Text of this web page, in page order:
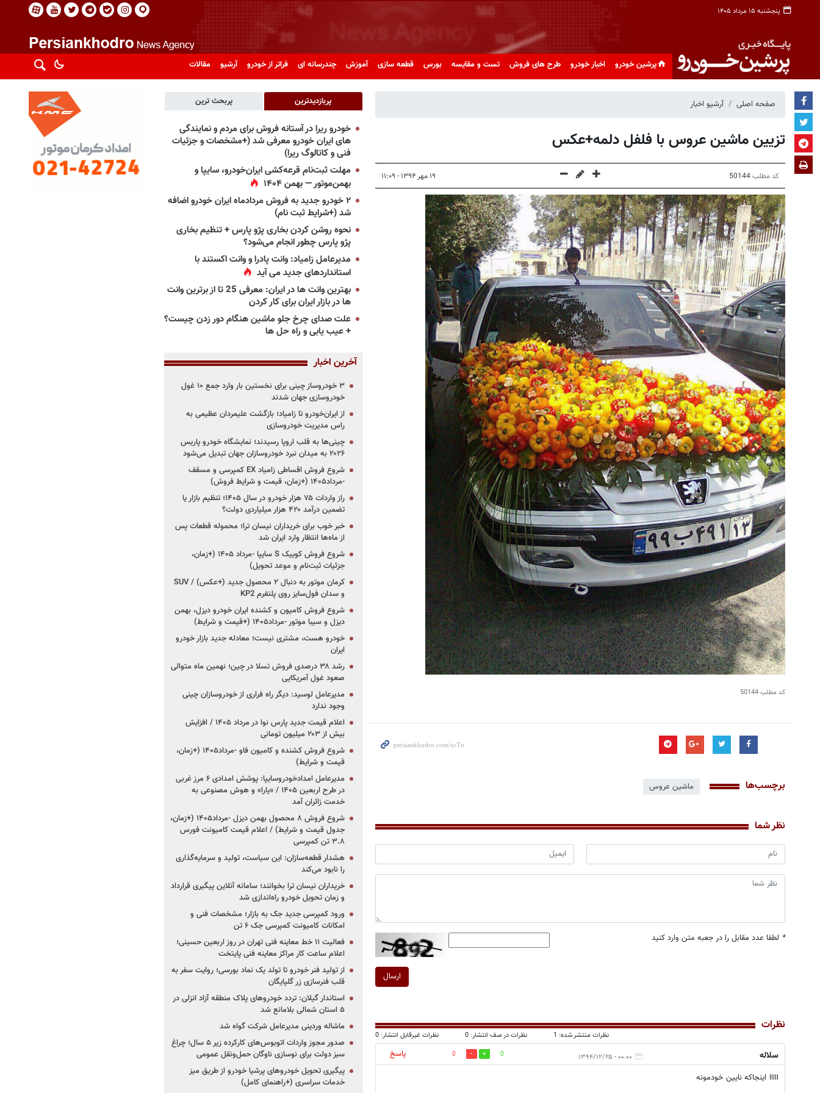
پنجشنبه ۱۵ مرداد ۱۴۰۵
پرشین خودرو اخبار خودرو طرح های فروش تست و مقایسه بورس قطعه سازی آموزش چندرسانه ای فراتر از خودرو آرشیو مقالات
صفحه اصلی آرشیو اخبار
تزیین ماشین عروس با فلفل دلمه+عکس
کد مطلب50144 ۱۹ مهر ۱۳۹۴ - ۱۱:۰۹
کد مطلب50144
برچسب‌ها ماشین عروس
نظر شما
* لطفا عدد مقابل را در جعبه متن وارد کنید
ارسال
نظرات
نظرات منتشر شده: 1 نظرات در صف انتشار: 0 نظرات غیرقابل انتشار: 0
سلاله ۰۰:۰۰ - ۱۳۹۴/۱۲/۲۵ 0
0
پاسخ
ااااا اینجاکه نایین خودمونه
پربازدیدترین پربحث ترین
خودرو ریرا در آستانه فروش برای مردم و نمایندگی
های ایران خودرو معرفی شد (+مشخصات و جزئیات
فنی و کاتالوگ ریرا)
مهلت ثبت‌نام قرعه‌کشی ایران‌خودرو، سایپا و
بهمن‌موتور — بهمن ۱۴۰۴
۲ خودرو جدید به فروش مردادماه ایران خودرو اضافه
شد (+شرایط ثبت نام)
نحوه روشن کردن بخاری پژو پارس + تنظیم بخاری
پژو پارس چطور انجام می‌شود؟
مدیرعامل زامیاد: وانت پادرا و وانت اکستند با
استانداردهای جدید می آید
بهترین وانت ها در ایران: معرفی 25 تا از برترین وانت
ها در بازار ایران برای کار کردن
علت صدای چرخ جلو ماشین هنگام دور زدن چیست؟
+ عیب یابی و راه حل ها
آخرین اخبار
۳ خودروساز چینی برای نخستین بار وارد جمع ۱۰ غول
خودروسازی جهان شدند
از ایران‌خودرو تا زامیاد؛ بازگشت علیمردان عظیمی به
راس مدیریت خودروسازی
چینی‌ها به قلب اروپا رسیدند؛ نمایشگاه خودرو پاریس
۲۰۲۶ به میدان نبرد خودروسازان جهان تبدیل می‌شود
شروع فروش اقساطی زامیاد EX کمپرسی و مسقف
-مرداد۱۴۰۵ (+زمان، قیمت و شرایط فروش)
راز واردات ۷۵ هزار خودرو در سال ۱۴۰۵؛ تنظیم بازار یا
تضمین درآمد ۴۲۰ هزار میلیاردی دولت؟
خبر خوب برای خریداران نیسان ترا؛ محموله قطعات پس
از ماه‌ها انتظار وارد ایران شد
شروع فروش کوییک S سایپا -مرداد ۱۴۰۵ (+زمان،
جزئیات ثبت‌نام و موعد تحویل)
کرمان موتور به دنبال ۲ محصول جدید (+عکس) / SUV
و سدان فول‌سایز روی پلتفرم KP2
شروع فروش کامیون و کشنده ایران خودرو دیزل، بهمن
دیزل و سیبا موتور -مرداد۱۴۰۵ (+قیمت و شرایط)
خودرو هست، مشتری نیست؛ معادله جدید بازار خودرو
ایران
رشد ۳۸ درصدی فروش تسلا در چین؛ نهمین ماه متوالی
صعود غول آمریکایی
مدیرعامل لوسید: دیگر راه فراری از خودروسازان چینی
وجود ندارد
اعلام قیمت جدید پارس نوا در مرداد ۱۴۰۵ / افزایش
بیش از ۲۰۳ میلیون تومانی
شروع فروش کشنده و کامیون فاو -مرداد۱۴۰۵ (+زمان،
قیمت و شرایط)
مدیرعامل امدادخودروسایپا: پوشش امدادی ۶ مرز غربی
در طرح اربعین ۱۴۰۵ / «یارا» و هوش مصنوعی به
خدمت زائران آمد
شروع فروش ۸ محصول بهمن دیزل -مرداد۱۴۰۵ (+زمان،
جدول قیمت و شرایط) / اعلام قیمت کامیونت فورس
۳.۸ تن کمپرسی
هشدار قطعه‌سازان: این سیاست، تولید و سرمایه‌گذاری
را نابود می‌کند
خریداران نیسان ترا بخوانند؛ سامانه آنلاین پیگیری قرارداد
و زمان تحویل خودرو راه‌اندازی شد
ورود کمپرسی جدید جک به بازار؛ مشخصات فنی و
امکانات کامیونت کمپرسی جک ۶ تن
فعالیت ۱۱ خط معاینه فنی تهران در روز اربعین حسینی؛
اعلام ساعت کار مراکز معاینه فنی پایتخت
از تولید فنر خودرو تا تولد یک نماد بورسی؛ روایت سفر به
قلب فنرسازی زر گلپایگان
استاندار گیلان: تردد خودروهای پلاک منطقه آزاد انزلی در
۵ استان شمالی بلامانع شد
ماشاله وردینی مدیرعامل شرکت گواه شد
صدور مجوز واردات اتوبوس‌های کارکرده زیر ۵ سال؛ چراغ
سبز دولت برای نوسازی ناوگان حمل‌ونقل عمومی
پیگیری تحویل خودروهای پرشیا خودرو از طریق میز
خدمات سراسری (+راهنمای کامل)